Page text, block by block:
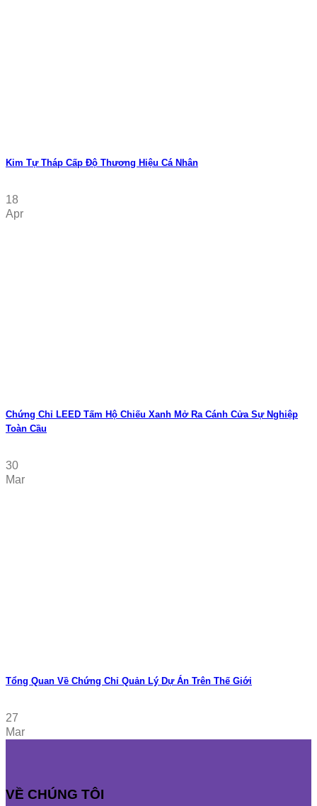
Kim Tự Tháp Cấp Độ Thương Hiệu Cá Nhân
18
Apr
Chứng Chỉ LEED Tấm Hộ Chiếu Xanh Mở Ra Cánh Cửa Sự Nghiệp
Toàn Cầu
30
Mar
Tổng Quan Về Chứng Chỉ Quản Lý Dự Án Trên Thế Giới
27
Mar
VỀ CHÚNG TÔI